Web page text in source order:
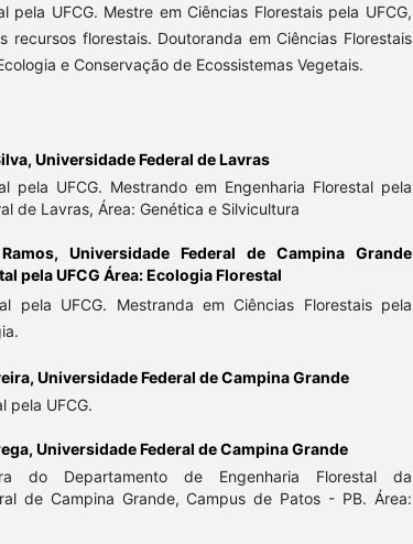
pela UFCG. Mestre em Ciências Florestais pela UFCG,
recursos florestais. Doutoranda em Ciências Florestais
e Conservação de Ecossistemas Vegetais.
Universidade Federal de Lavras
pela UFCG. Mestrando em Engenharia Florestal pela
de Lavras, Área: Genética e Silvicultura
Universidade Federal de Campina Grande
pela UFCG Área: Ecologia Florestal
pela UFCG. Mestranda em Ciências Florestais pela
Universidade Federal de Campina Grande
pela UFCG.
Universidade Federal de Campina Grande
do Departamento de Engenharia Florestal da
de Campina Grande, Campus de Patos - PB. Área: